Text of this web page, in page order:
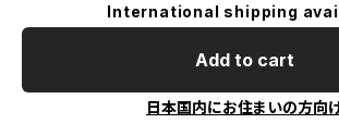
International shipping
Add to cart
日本国内にお住まいの方向